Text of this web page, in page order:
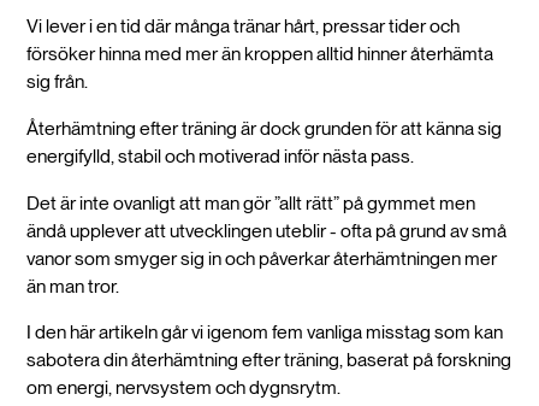
Vi lever i en tid där många tränar hårt, pressar tider och
försöker hinna med mer än kroppen alltid hinner återhämta
sig från.
Återhämtning efter träning är dock grunden för att känna sig
energifylld, stabil och motiverad inför nästa pass.
Det är inte ovanligt att man gör ”allt rätt” på gymmet men
ändå upplever att utvecklingen uteblir - ofta på grund av små
vanor som smyger sig in och påverkar återhämtningen mer
än man tror.
I den här artikeln går vi igenom fem vanliga misstag som kan
sabotera din återhämtning efter träning, baserat på forskning
om energi, nervsystem och dygnsrytm.